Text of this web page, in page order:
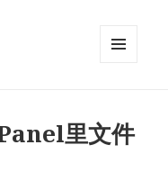
里文件